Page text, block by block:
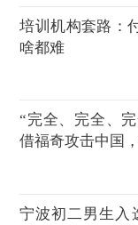
培训机构套路：
啥都难
“完全、完全、
借福奇攻击中国
宁波初二男生入